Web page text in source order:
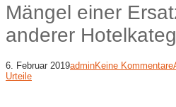
Mängel einer
anderer
6. Februar 2019adminKeine Kommentare
Urteile